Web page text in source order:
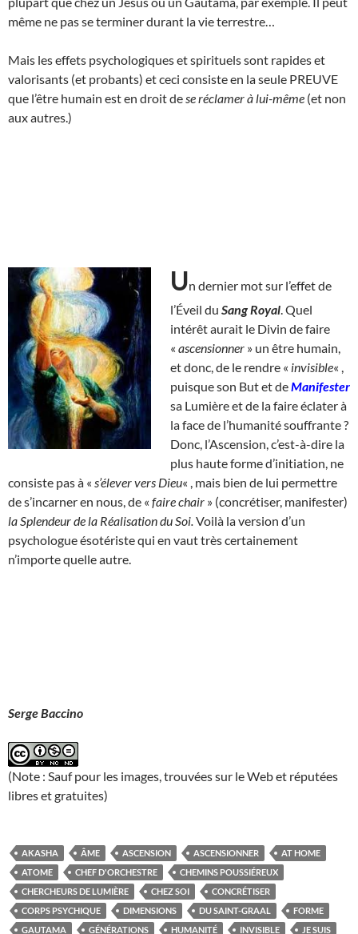
même ne pas se terminer durant la vie terrestre…
Mais les effets psychologiques et spirituels sont rapides et
valorisants (et probants) et ceci consiste en la seule PREUVE
que l’être humain est en droit de se réclamer à lui-même (et non
aux autres.)
Un dernier mot sur l’effet de
l’Éveil du Sang Royal . Quel
intérêt aurait le Divin de faire
« ascensionner » un être humain,
et donc, de le rendre « invisible« ,
puisque son But et deManifester
sa Lumière et de la faire éclater à
la face de l’humanité souffrante ?
Donc, l’Ascension, c’est-à-dire la
plus haute forme d’initiation, ne
consiste pas à « s’élever vers Dieu« , mais bien de lui permettre
de s’incarner en nous, de « faire chair » (concrétiser, manifester)
la Splendeur de la Réalisation du Soi. Voilà la version d’un
psychologue ésotériste qui en vaut très certainement
n’importe quelle autre.
Serge Baccino
(Note : Sauf pour les images, trouvées sur le Web et réputées
libres et gratuites)
AKASHA ÂME ASCENSION ASCENSIONNER
AT HOME
ATOME
CHEF D'ORCHESTRE
CHEMINS POUSSIÉREUX
CHERCHEURS DE LUMIÈRE
CHEZ SOI
CONCRÉTISER
CORPS PSYCHIQUE
DIMENSIONS DU SAINT-GRAAL
FORME
GAUTAMA
GÉNÉRATIONS HUMANITÉ INVISIBLE JE SUIS